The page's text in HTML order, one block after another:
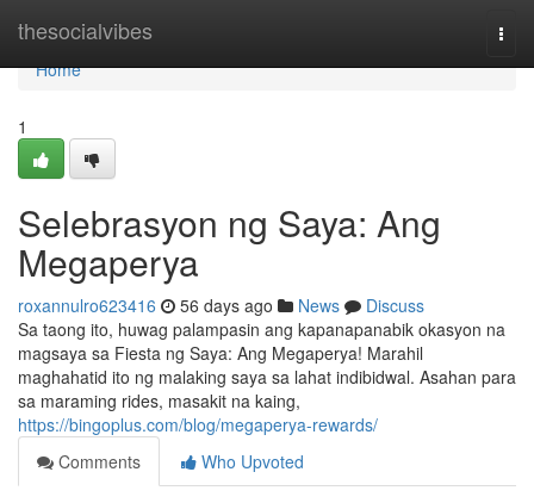
thesocialvibes
Home
Home
1
Selebrasyon ng Saya: Ang
Megaperya
roxannulro623416 56 days ago News
Discuss
Sa taong ito, huwag palampasin ang kapanapanabik okasyon na
magsaya sa Fiesta ng Saya: Ang Megaperya! Marahil
maghahatid ito ng malaking saya sa lahat indibidwal. Asahan para
sa maraming rides, masakit na kaing,
https://bingoplus.com/blog/megaperya-rewards/
Comments
Who Upvoted